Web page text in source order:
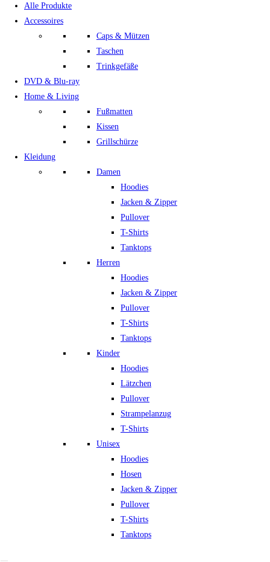
Alle Produkte
Accessoires
Caps & Mützen
Taschen
Trinkgefäße
DVD & Blu-ray
Home & Living
Fußmatten
Kissen
Grillschürze
Kleidung
Damen
Hoodies
Jacken & Zipper
Pullover
T-Shirts
Tanktops
Herren
Hoodies
Jacken & Zipper
Pullover
T-Shirts
Tanktops
Kinder
Hoodies
Lätzchen
Pullover
Strampelanzug
T-Shirts
Unisex
Hoodies
Hosen
Jacken & Zipper
Pullover
T-Shirts
Tanktops